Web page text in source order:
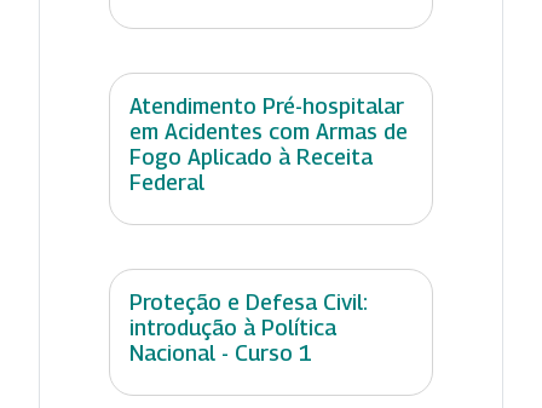
Atendimento Pré-hospitalar
em Acidentes com Armas de
Fogo Aplicado à Receita
Federal
Proteção e Defesa Civil:
introdução à Política
Nacional - Curso 1